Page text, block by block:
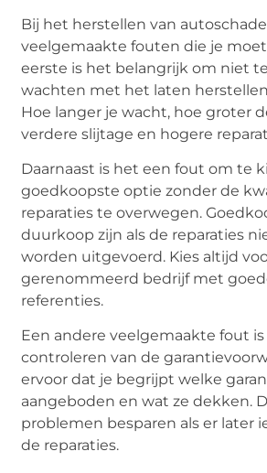
Bij het herstellen van
veelgemaakte fouten die je
eerste is het belangrijk om niet
wachten met het laten
Hoe langer je wacht, hoe groter
verdere slijtage en hogere
Daarnaast is het een fout om te
goedkoopste optie zonder de
reparaties te overwegen.
duurkoop zijn als de reparaties
worden uitgevoerd. Kies altijd
gerenommeerd bedrijf met
referenties.
Een andere veelgemaakte fout
controleren van de
ervoor dat je begrijpt welke
aangeboden en wat ze dekken.
problemen besparen als er later
de reparaties.